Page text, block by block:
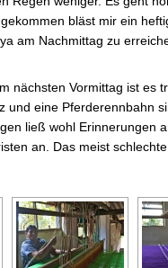
bläst mir ein
am Nachmittag zu
nächsten Vormittag ist
und eine Pferderennbahn
ließ wohl Erinnerungen
an. Das meist